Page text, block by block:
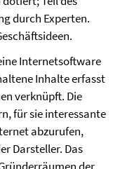
durch Experten.
Internetsoftware
Inhalte erfasst
verknüpft. Die
für sie interessante
abzurufen,
Darsteller. Das